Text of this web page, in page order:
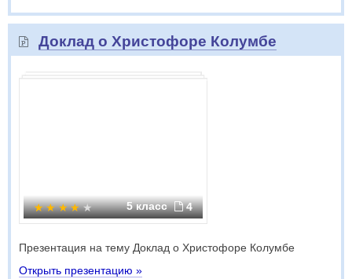
Доклад о Христофоре Колумбе
5 класс 4
Презентация на тему Доклад о Христофоре Колумбе
Открыть презентацию »